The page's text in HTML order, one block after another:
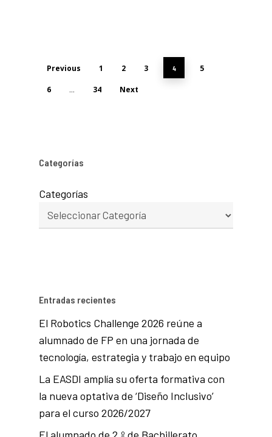
Previous 1 2 3 4 5
6 34 Next
Categorías
Categorías
Entradas recientes
El Robotics Challenge 2026 reúne a
alumnado de FP en una jornada de
tecnología, estrategia y trabajo en equipo
La EASDI amplía su oferta formativa con
la nueva optativa de ‘Diseño Inclusivo’
para el curso 2026/2027